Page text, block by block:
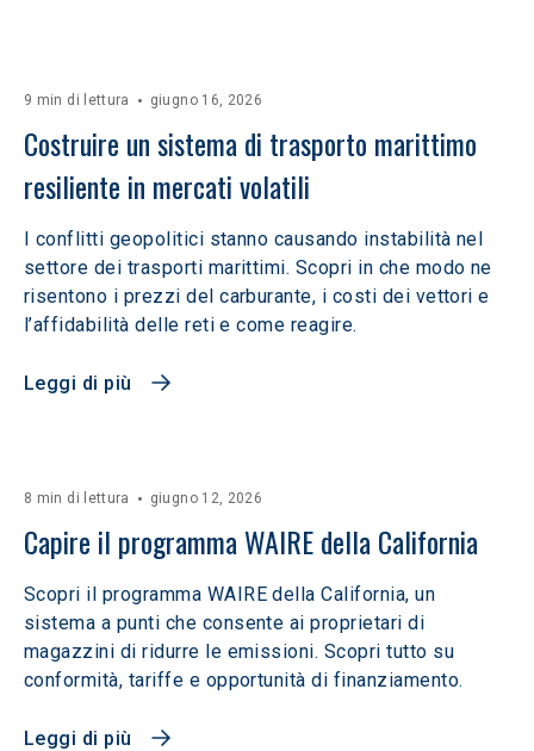
9 min di lettura giugno 16, 2026
Costruire un sistema di trasporto marittimo
resiliente in mercati volatili
I conflitti geopolitici stanno causando instabilità nel
settore dei trasporti marittimi. Scopri in che modo ne
risentono i prezzi del carburante, i costi dei vettori e
l’affidabilità delle reti e come reagire.
Leggi di più
8 min di lettura giugno 12, 2026
Capire il programma WAIRE della California
Scopri il programma WAIRE della California, un
sistema a punti che consente ai proprietari di
magazzini di ridurre le emissioni. Scopri tutto su
conformità, tariffe e opportunità di finanziamento.
Leggi di più